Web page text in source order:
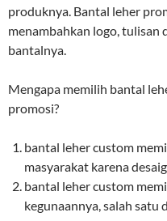
produknya. Bantal leher
menambahkan logo, tulisan
bantalnya.
Mengapa memilih bantal
promosi?
bantal leher custom
masyarakat karena
bantal leher custom
kegunaannya, salah satu